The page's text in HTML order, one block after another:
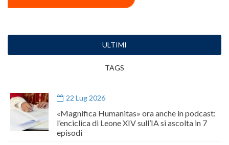
ULTIMI
TAGS
22 Lug 2026
«Magnifica Humanitas» ora anche in podcast:
l’enciclica di Leone XIV sull’IA si ascolta in 7
episodi